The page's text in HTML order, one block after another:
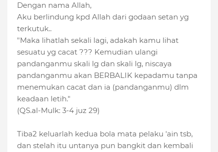
Dengan nama Allah,
Aku berlindung kpd Allah dari godaan setan yg
terkutuk..
"Maka lihatlah sekali lagi, adakah kamu lihat
sesuatu yg cacat ??? Kemudian ulangi
pandanganmu skali lg dan skali lg, niscaya
pandanganmu akan BERBALIK kepadamu tanpa
menemukan cacat dan ia (pandanganmu) dlm
keadaan letih."
(QS.al-Mulk: 3-4 juz 29)
Tiba2 keluarlah kedua bola mata pelaku 'ain tsb,
dan stelah itu untanya pun bangkit dan kembali